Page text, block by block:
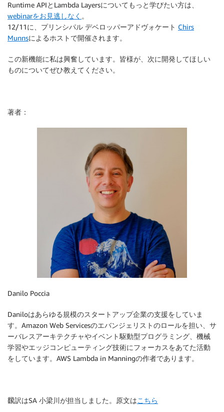
Runtime APIとLambda Layersについてもっと学びたい方は、
webinarをお見逃しなく 。
12/11に、プリンシパル デベロッパーアドヴォケート Chirs
Munnsによるホストで開催されます。
この新機能に私は興奮しています。皆様が、次に開発してほしい
ものについてぜひ教えてください。
著者：
Danilo Poccia
Daniloはあらゆる規模のスタートアップ企業の支援をしていま
す。Amazon Web Servicesのエバンジェリストのロールを担い、サ
ーバレスアーキテクチャやイベント駆動型プログラミング、機械
学習やエッジコンピューティング技術にフォーカスをあてた活動
をしています。AWS Lambda in Manningの作者であります。
飜訳はSA 小梁川が担当しました。原文はこちら